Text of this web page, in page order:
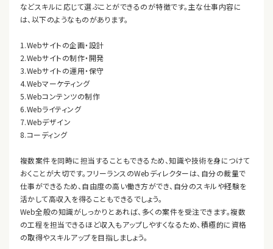
などスキルに応じて選ぶことができるのが特徴です。主な仕事内容に
は、以下のようなものがあります。
1.Webサイトの企画・設計
2.Webサイトの制作・開発
3.Webサイトの運用・保守
4.Webマーケティング
5.Webコンテンツの制作
6.Webライティング
7.Webデザイン
8.コーディング
複数案件を同時に担当することもできるため、知識や技術を身につけて
おくことが大切です。フリーランスのWebディレクターは、自分の裁量で
仕事ができるため、自由度の高い働き方ができ、自分のスキルや経験を
活かして高収入を得ることもできるでしょう。
Web全般の知識がしっかりとあれば、多くの案件を受注できます。複数
の工程を担当できるほど収入もアップしやすくなるため、積極的に資格
の取得やスキルアップを目指しましょう。